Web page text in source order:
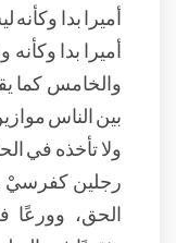
أميرا بدا
أميرا بدا
والخامس كما
بين الناس
ولا تأخذه في
رجلين كفرسيْ
الحق، وورعًا